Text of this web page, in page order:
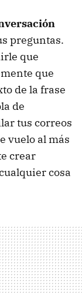
preguntas.
que
que
de la frase
de
tus correos
vuelo al más
crear
cosa